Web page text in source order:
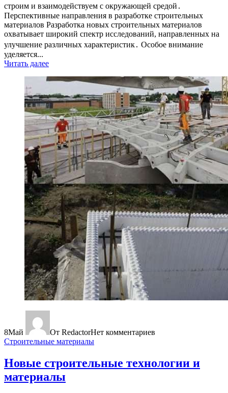
строим и взаимодействуем с окружающей средой․
Перспективные направления в разработке строительных
материалов Разработка новых строительных материалов
охватывает широкий спектр исследований, направленных на
улучшение различных характеристик․ Особое внимание
уделяется...
Читать далее
8Май От RedactorНет комментариев
Строительные материалы
Новые строительные технологии и
материалы